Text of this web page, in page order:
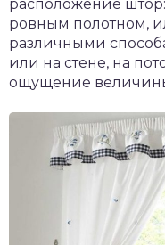
расположение
ровным полотном,
различными
или на стене, на
ощущение